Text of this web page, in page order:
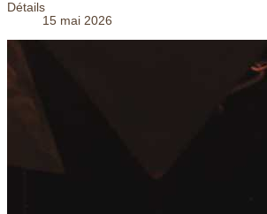
Détails
15 mai 2026